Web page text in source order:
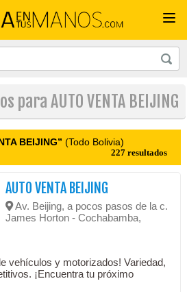
para AUTO VENTA BEIJING
BEIJING” (Todo Bolivia)
227 resultados
AUTO VENTA BEIJING
Av. Beijing, a pocos pasos de la c.
James Horton - Cochabamba,
vehículos y motorizados! Variedad,
¡Encuentra tu próximo